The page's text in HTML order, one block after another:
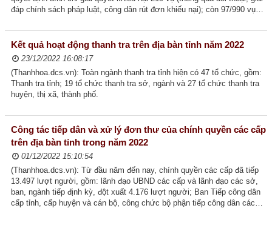
đáp chính sách pháp luật, công dân rút đơn khiếu nại); còn 97/990 vụ
Kết quả hoạt động thanh tra trên địa bàn tỉnh năm 2022
23/12/2022 16:08:17
(Thanhhoa.dcs.vn): Toàn ngành thanh tra tỉnh hiện có 47 tổ chức, gồm:
Thanh tra tỉnh; 19 tổ chức thanh tra sở, ngành và 27 tổ chức thanh tra
huyện, thị xã, thành phố.
Công tác tiếp dân và xử lý đơn thư của chính quyền các cấp
trên địa bàn tỉnh trong năm 2022
01/12/2022 15:10:54
(Thanhhoa.dcs.vn): Từ đầu năm đến nay, chính quyền các cấp đã tiếp
13.497 lượt người, gồm: lãnh đạo UBND các cấp và lãnh đạo các sở,
ban, ngành tiếp định kỳ, đột xuất 4.176 lượt người; Ban Tiếp công dân
cấp tỉnh, cấp huyện và cán bộ, công chức bộ phận tiếp công dân các